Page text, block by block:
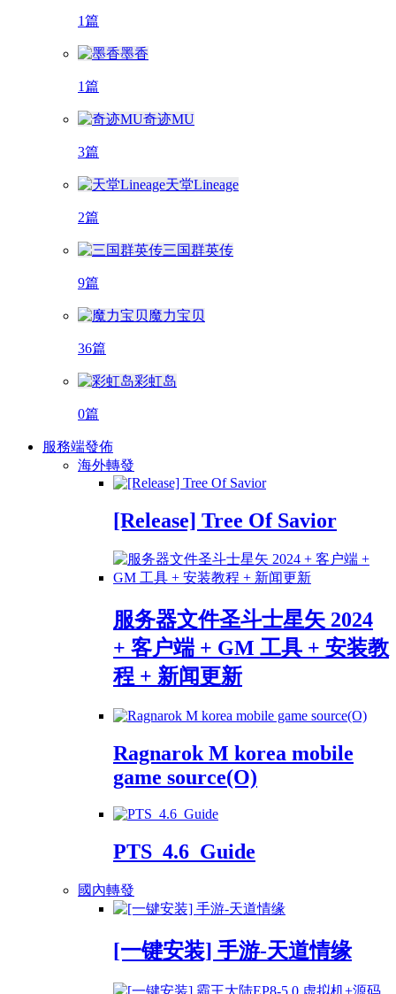
1篇
墨香
1篇
奇迹MU
3篇
天堂Lineage
2篇
三国群英传
9篇
魔力宝贝
36篇
彩虹岛
0篇
服務端發佈
海外轉發
[Release] Tree Of Savior
服务器文件圣斗士星矢 2024
+ 客户端 + GM 工具 + 安装教
程 + 新闻更新
Ragnarok M korea mobile
game source(O)
PTS_4.6_Guide
國內轉發
[一键安装] 手游-天道情缘